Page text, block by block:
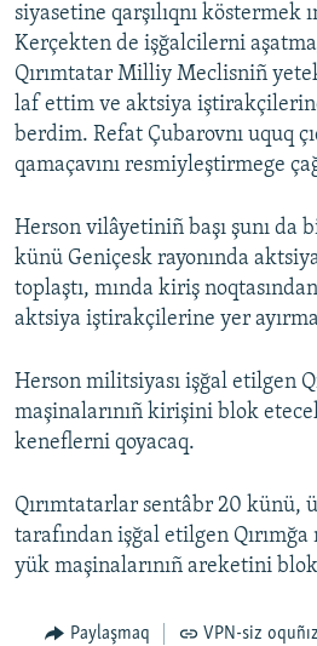
siyasetine qarşılıqnı köstermek
Kerçekten de işğalcilerni
Qırımtatar Milliy Meclisniñ
laf ettim ve aktsiya
berdim. Refat Çubarovnı uquq
qamaçavını resmiyleştirmege
Herson vilâyetiniñ başı şunı da
künü Geniçesk rayonında
toplaştı, mında kiriş
aktsiya iştirakçilerine yer
Herson militsiyası işğal etilgen
maşinalarınıñ kirişini blok
keneflerni qoyacaq.
Qırımtatarlar sentâbr 20 künü,
tarafından işğal etilgen
yük maşinalarınıñ areketini
Paylaşmaq VPN-siz oquñız